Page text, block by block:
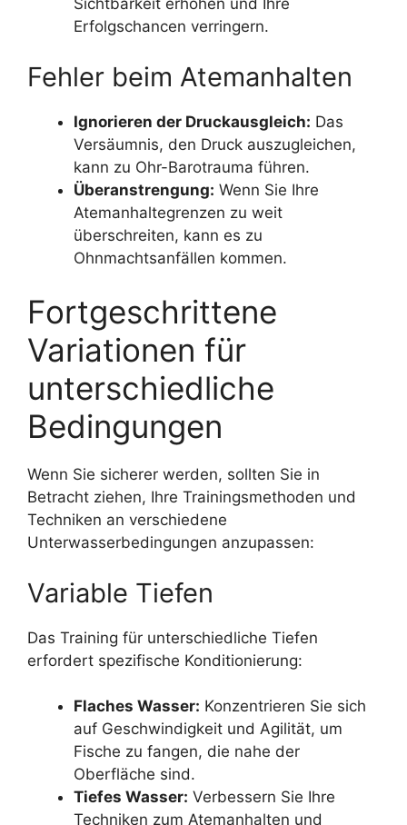
Sichtbarkeit erhöhen und Ihre
Erfolgschancen verringern.
Fehler beim Atemanhalten
Ignorieren der Druckausgleich: Das
Versäumnis, den Druck auszugleichen,
kann zu Ohr-Barotrauma führen.
Überanstrengung: Wenn Sie Ihre
Atemanhaltegrenzen zu weit
überschreiten, kann es zu
Ohnmachtsanfällen kommen.
Fortgeschrittene
Variationen für
unterschiedliche
Bedingungen
Wenn Sie sicherer werden, sollten Sie in
Betracht ziehen, Ihre Trainingsmethoden und
Techniken an verschiedene
Unterwasserbedingungen anzupassen:
Variable Tiefen
Das Training für unterschiedliche Tiefen
erfordert spezifische Konditionierung:
Flaches Wasser: Konzentrieren Sie sich
auf Geschwindigkeit und Agilität, um
Fische zu fangen, die nahe der
Oberfläche sind.
Tiefes Wasser: Verbessern Sie Ihre
Techniken zum Atemanhalten und